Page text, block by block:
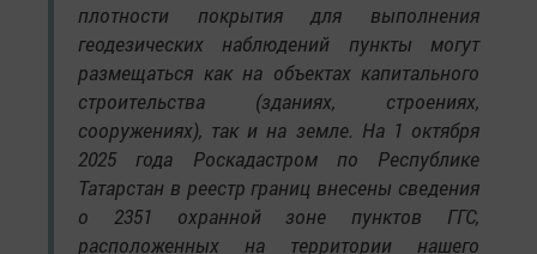
плотности покрытия для выполнения
геодезических наблюдений пункты могут
размещаться как на объектах капитального
строительства (зданиях, строениях,
сооружениях), так и на земле. На 1 октября
2025 года Роскадастром по Республике
Татарстан в реестр границ внесены сведения
о 2351 охранной зоне пунктов ГГС,
расположенных на территории нашего